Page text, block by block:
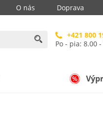
O nás Doprava
+421 800
Po - pia: 8.00